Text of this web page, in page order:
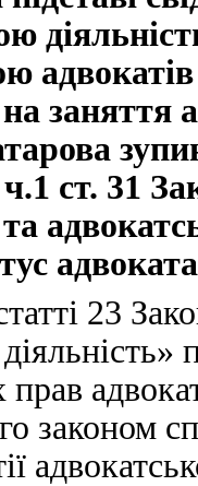
заняття
ч.1 ст. 31
23
законом